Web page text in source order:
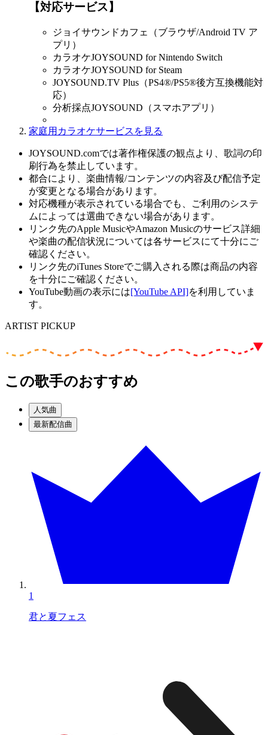
【対応サービス】
ジョイサウンドカフェ（ブラウザ/Android TV ア
プリ）
カラオケJOYSOUND for Nintendo Switch
カラオケJOYSOUND for Steam
JOYSOUND.TV Plus（PS4®/PS5®後方互換機能対
応）
分析採点JOYSOUND（スマホアプリ）
家庭用カラオケサービスを見る
JOYSOUND.comでは著作権保護の観点より、歌詞の印
刷行為を禁止しています。
都合により、楽曲情報/コンテンツの内容及び配信予定
が変更となる場合があります。
対応機種が表示されている場合でも、ご利用のシステ
ムによっては選曲できない場合があります。
リンク先のApple MusicやAmazon Musicのサービス詳細
や楽曲の配信状況については各サービスにて十分にご
確認ください。
リンク先のiTunes Storeでご購入される際は商品の内容
を十分にご確認ください。
YouTube動画の表示には[YouTube API]を利用していま
す。
ARTIST PICKUP
この歌手のおすすめ
人気曲
最新配信曲
1
君と夏フェス